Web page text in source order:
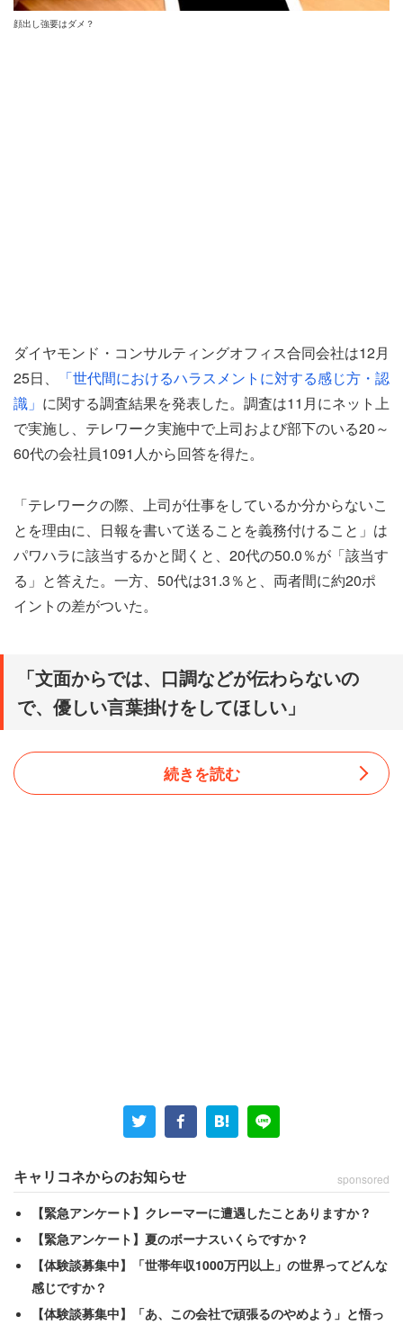
顔出し強要はダメ？
ダイヤモンド・コンサルティングオフィス合同会社は12月
25日、
「世代間におけるハラスメントに対する感じ方・認
識」 に関する調査結果を発表した。調査は11月にネット上
で実施し、テレワーク実施中で上司および部下のいる20～
60代の会社員1091人から回答を得た。
「テレワークの際、上司が仕事をしているか分からないこ
とを理由に、日報を書いて送ることを義務付けること」は
パワハラに該当するかと聞くと、20代の50.0％が「該当す
る」と答えた。一方、50代は31.3％と、両者間に約20ポ
イントの差がついた。
「文面からでは、口調などが伝わらないの
で、優しい言葉掛けをしてほしい」
また、チャット上で「サボらず、きちんと仕事をしている
のか」と言うことについても、20代の6割が「パワハラに
該当する」と回答し、世代間でギャップがみられた。回答
者からは、
「オンラインだとさぼっているのでは、と思われる
続きを読む
キャリコネからのお知らせ sponsored
【緊急アンケート】クレーマーに遭遇したことありますか？
【緊急アンケート】夏のボーナスいくらですか？
【体験談募集中】「世帯年収1000万円以上」の世界ってどんな
感じですか？
【体験談募集中】「あ、この会社で頑張るのやめよう」と悟っ